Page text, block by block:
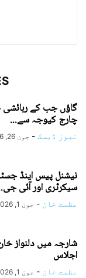
گاؤں جب کے رہائشی
چارج کیوجہ سے...
نیوز ڈیسک - جون 26, 2026
نیشنل پیس اینڈ
سیکرٹری اور آئی
عظمت خان - جون 1, 2026
شارجہ میں دلنواز
اجلاس
عظمت خان - جون 1, 2026